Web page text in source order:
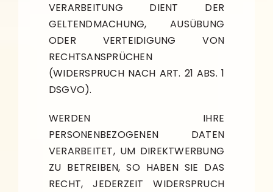
VERARBEITUNG DIENT DER
GELTENDMACHUNG, AUSÜBUNG
ODER VERTEIDIGUNG VON
RECHTSANSPRÜCHEN
(WIDERSPRUCH NACH ART. 21 ABS. 1
DSGVO).
WERDEN IHRE
PERSONENBEZOGENEN DATEN
VERARBEITET, UM DIREKTWERBUNG
ZU BETREIBEN, SO HABEN SIE DAS
RECHT, JEDERZEIT WIDERSPRUCH